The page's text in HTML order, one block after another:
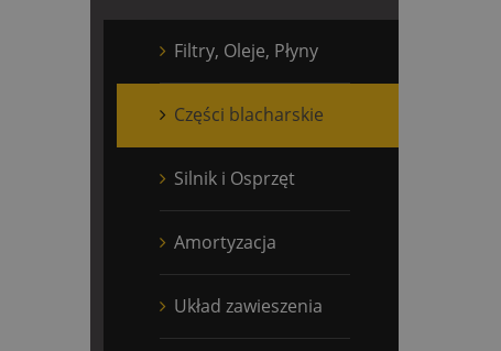
Filtry, Oleje, Płyny
Części blacharskie
Silnik i Osprzęt
Amortyzacja
Układ zawieszenia